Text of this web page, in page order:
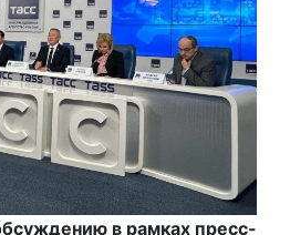
в рамках пресс-